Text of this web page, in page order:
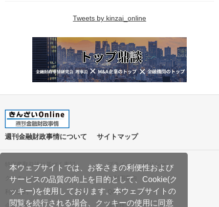
本ウェブサイトでは、お客さまの利便性および
サービスの品質の向上を目的として、Cookie(ク
ッキー)を使用しております。本ウェブサイトの
閲覧を続行される場合、クッキーの使用に同意
Tweets by kinzai_online
週刊金融財政事情について サイトマップ
特定商取引法に基づく表記
プライバシーポリシー
クッキーポリシー
ご利用案内
利用規約
Q&A